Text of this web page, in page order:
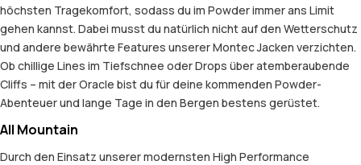
höchsten Tragekomfort, sodass du im Powder immer ans Limit
gehen kannst. Dabei musst du natürlich nicht auf den Wetterschutz
und andere bewährte Features unserer Montec Jacken verzichten.
Ob chillige Lines im Tiefschnee oder Drops über atemberaubende
Cliffs – mit der Oracle bist du für deine kommenden Powder-
Abenteuer und lange Tage in den Bergen bestens gerüstet.
All Mountain
Durch den Einsatz unserer modernsten High Performance